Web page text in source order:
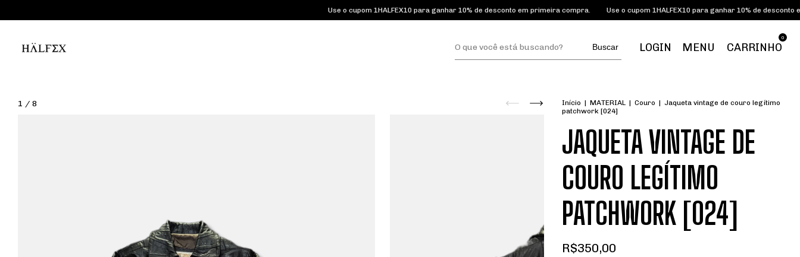
Use o cupom 1HALFEX10 para ganhar 10% de desconto em primeira compra. Use o cupom 1HALFEX10 para ganhar 10% de desconto em
MENU
Buscar LOGIN CARRINHO
0
1 / 8 Início | MATERIAL | Couro | Jaqueta vintage de couro legítimo
patchwork [024]
JAQUETA VINTAGE DE
COURO LEGÍTIMO
PATCHWORK [024]
R$350,00